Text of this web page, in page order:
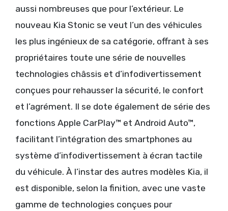
aussi nombreuses que pour l’extérieur. Le
nouveau Kia Stonic se veut l’un des véhicules
les plus ingénieux de sa catégorie, offrant à ses
propriétaires toute une série de nouvelles
technologies châssis et d’infodivertissement
conçues pour rehausser la sécurité, le confort
et l’agrément. Il se dote également de série des
fonctions Apple CarPlay™ et Android Auto™,
facilitant l’intégration des smartphones au
système d’infodivertissement à écran tactile
du véhicule. À l’instar des autres modèles Kia, il
est disponible, selon la finition, avec une vaste
gamme de technologies conçues pour